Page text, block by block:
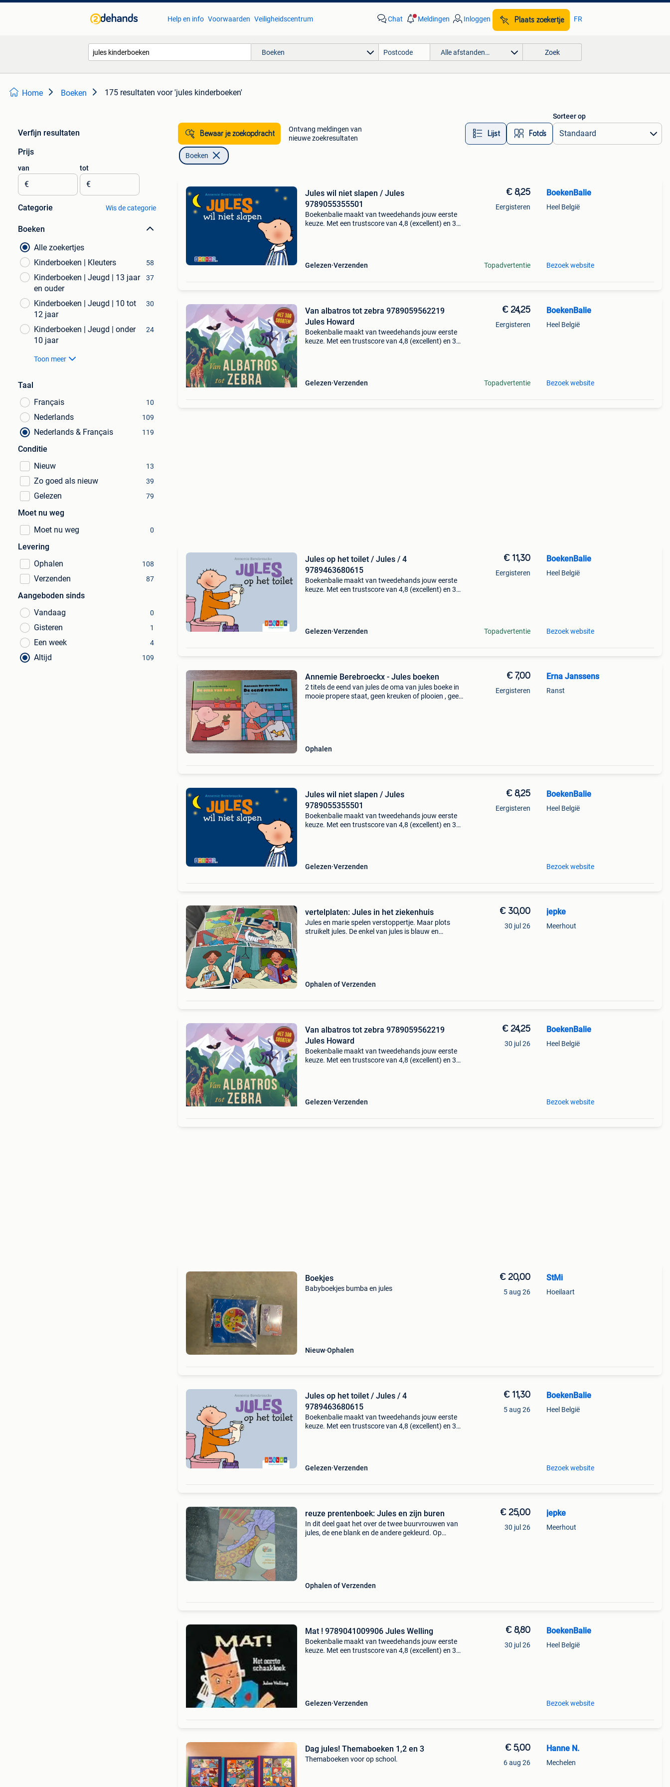
Help en info Voorwaarden Veiligheidscentrum Chat Meldingen Inloggen Plaats zoekertje FR
Boeken Alle afstanden… Zoek
Home Boeken 175 resultaten voor 'jules kinderboeken'
Verfijn resultaten
Prijs
van
€
tot
€
Categorie Wis de categorie
Boeken
Alle zoekertjes
Kinderboeken | Kleuters
58
Kinderboeken | Jeugd | 13 jaar
en ouder
37
Kinderboeken | Jeugd | 10 tot
12 jaar
30
Kinderboeken | Jeugd | onder
10 jaar
24
Toon meer
Taal
Français
10
Nederlands 109
Nederlands & Français 119
Conditie
Nieuw
13
Zo goed als nieuw 39
Gelezen 79
Moet nu weg
Moet nu weg
0
Levering
Ophalen
108
Verzenden 87
Aangeboden sinds
Vandaag
0
Gisteren 1
Een week 4
Altijd 109
Bewaar je zoekopdracht
Ontvang meldingen van
nieuwe zoekresultaten
Lijst Foto’s
Sorteer op
Boeken
Jules wil niet slapen / Jules
9789055355501
Boekenbalie maakt van tweedehands jouw eerste
keuze. Met een trustscore van 4,8 (excellent) en 30
Gelezen Verzenden
€ 8,25
Eergisteren
Topadvertentie
BoekenBalie
Heel België
Bezoek website
Van albatros tot zebra 9789059562219
Jules Howard
Boekenbalie maakt van tweedehands jouw eerste
keuze. Met een trustscore van 4,8 (excellent) en 30
Gelezen Verzenden
€ 24,25
Eergisteren
Topadvertentie
BoekenBalie
Heel België
Bezoek website
Jules op het toilet / Jules / 4
9789463680615
Boekenbalie maakt van tweedehands jouw eerste
keuze. Met een trustscore van 4,8 (excellent) en 30
Gelezen Verzenden
€ 11,30
Eergisteren
Topadvertentie
BoekenBalie
Heel België
Bezoek website
Annemie Berebroeckx - Jules boeken
2 titels de eend van jules de oma van jules boeke in
mooie propere staat, geen kreuken of plooien , geen
Ophalen
€ 7,00
Eergisteren
Erna Janssens
Ranst
Jules wil niet slapen / Jules
9789055355501
Boekenbalie maakt van tweedehands jouw eerste
keuze. Met een trustscore van 4,8 (excellent) en 30
Gelezen Verzenden
€ 8,25
Eergisteren
BoekenBalie
Heel België
Bezoek website
vertelplaten: Jules in het ziekenhuis
Jules en marie spelen verstoppertje. Maar plots
struikelt jules. De enkel van jules is blauw en
Ophalen of Verzenden
€ 30,00
30 jul 26
jepke
Meerhout
Van albatros tot zebra 9789059562219
Jules Howard
Boekenbalie maakt van tweedehands jouw eerste
keuze. Met een trustscore van 4,8 (excellent) en 30
Gelezen Verzenden
€ 24,25
30 jul 26
BoekenBalie
Heel België
Bezoek website
Boekjes
Babyboekjes bumba en jules
Nieuw Ophalen
€ 20,00
5 aug 26
StMi
Hoeilaart
Jules op het toilet / Jules / 4
9789463680615
Boekenbalie maakt van tweedehands jouw eerste
keuze. Met een trustscore van 4,8 (excellent) en 30
Gelezen Verzenden
€ 11,30
5 aug 26
BoekenBalie
Heel België
Bezoek website
reuze prentenboek: Jules en zijn buren
In dit deel gaat het over de twee buurvrouwen van
jules, de ene blank en de andere gekleurd. Op
Ophalen of Verzenden
€ 25,00
30 jul 26
jepke
Meerhout
Mat ! 9789041009906 Jules Welling
Boekenbalie maakt van tweedehands jouw eerste
keuze. Met een trustscore van 4,8 (excellent) en 30
Gelezen Verzenden
€ 8,80
30 jul 26
BoekenBalie
Heel België
Bezoek website
Dag jules! Themaboeken 1,2 en 3
Themaboeken voor op school.
€ 5,00
6 aug 26
Hanne N.
Mechelen